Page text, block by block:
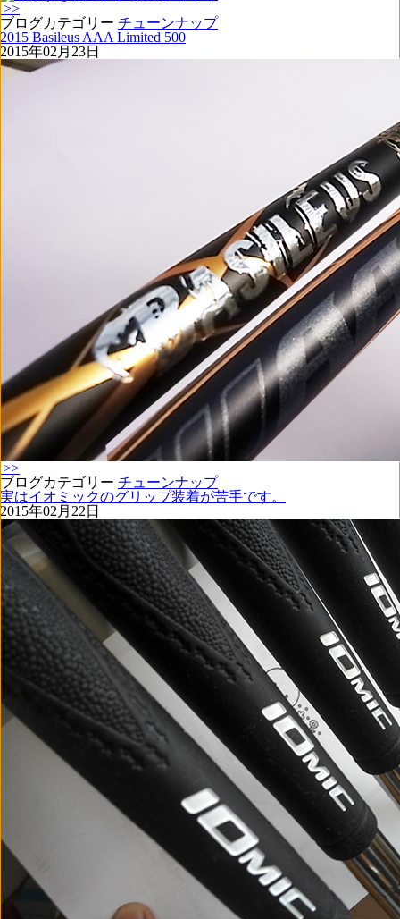
>>
ブログカテゴリー チューンナップ
2015 Basileus AAA Limited 500
2015年02月23日
>>
ブログカテゴリー チューンナップ
実はイオミックのグリップ装着が苦手です。
2015年02月22日